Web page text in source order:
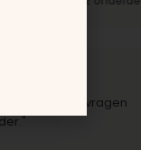
op vragen